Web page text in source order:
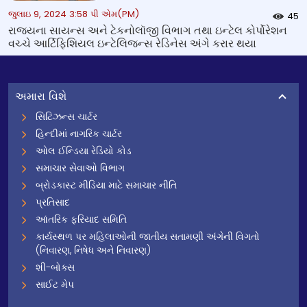
જુલાઇ 9, 2024 3:58 પી એમ(PM) 45
રાજ્યના સાયન્સ અને ટેકનોલૉજી વિભાગ તથા ઇન્ટેલ કોર્પોરેશન
વચ્ચે આર્ટિફિશિયલ ઇન્ટેલિજન્સ રેડિનેસ અંગે કરાર થયા
અમારા વિશે
સિટિઝન્સ ચાર્ટર
હિન્દીમાં નાગરિક ચાર્ટર
ઓલ ઈન્ડિયા રેડિયો કોડ
સમાચાર સેવાઓ વિભાગ
બ્રોડકાસ્ટ મીડિયા માટે સમાચાર નીતિ
પ્રતિસાદ
આંતરિક ફરિયાદ સમિતિ
કાર્યસ્થળ પર મહિલાઓની જાતીય સતામણી અંગેની વિગતો
(નિવારણ, નિષેધ અને નિવારણ)
શી-બોક્સ
સાઈટ મેપ